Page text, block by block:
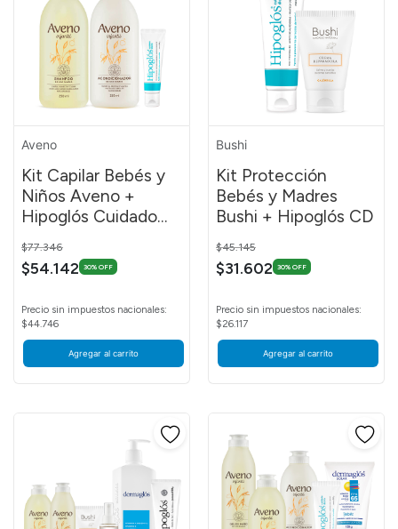
Aveno
Kit Capilar Bebés y
Niños Aveno +
Hipoglós Cuidado
Diario 30 G
Price reduced from
$77.346
$54.142 30% OFF
Precio sin impuestos nacionales:
$44.746
Agregar al carrito
Bushi
Kit Protección
Bebés y Madres
Bushi + Hipoglós CD
Price reduced from
$45.145
$31.602 30% OFF
Precio sin impuestos nacionales:
$26.117
Agregar al carrito